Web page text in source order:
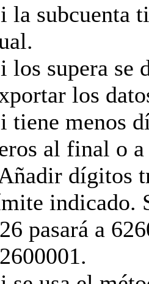
la subcuenta
los supera se
los
tiene menos
al final o
dígitos
indicado.
pasará a